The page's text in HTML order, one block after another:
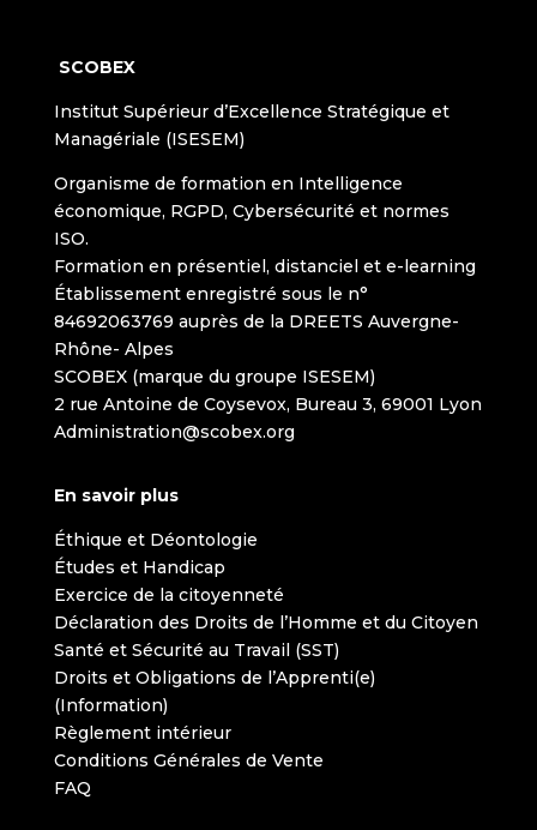
SCOBEX
Institut Supérieur d’Excellence Stratégique et
Managériale (ISESEM)
Organisme de formation en Intelligence
économique, RGPD, Cybersécurité et normes
ISO.
Formation en présentiel, distanciel et e-learning
Établissement enregistré sous le n°
84692063769 auprès de la DREETS Auvergne-
Rhône- Alpes
SCOBEX (marque du groupe ISESEM)
2 rue Antoine de Coysevox, Bureau 3, 69001 Lyon
Administration@scobex.org
En savoir plus
Éthique et Déontologie
Études et Handicap
Exercice de la citoyenneté
Déclaration des Droits de l’Homme et du Citoyen
Santé et Sécurité au Travail (SST)
Droits et Obligations de l’Apprenti(e)
(Information)
Règlement intérieur
Conditions Générales de Vente
FAQ